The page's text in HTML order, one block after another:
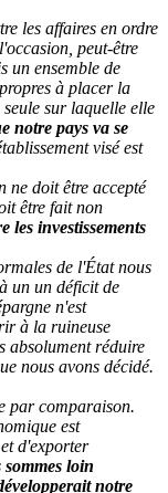
les affaires en ordre
peut-être
un ensemble de
à placer la
sur laquelle elle
notre pays va se
visé est
ne doit être accepté
être fait non
les investissements
de l'État nous
un un déficit de
n'est
à la ruineuse
absolument réduire
nous avons décidé.
par comparaison.
est
d'exporter
sommes loin
notre